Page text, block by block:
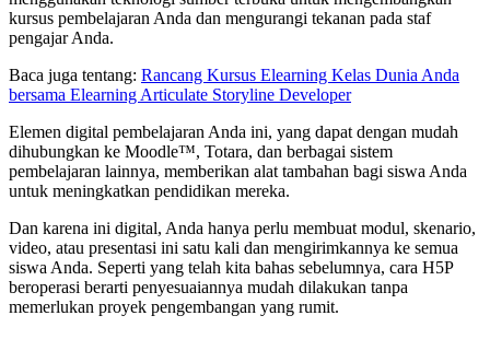
kursus pembelajaran Anda dan mengurangi tekanan pada staf
pengajar Anda.
Baca juga tentang: Rancang Kursus Elearning Kelas Dunia Anda
bersama Elearning Articulate Storyline Developer
Elemen digital pembelajaran Anda ini, yang dapat dengan mudah
dihubungkan ke Moodle™, Totara, dan berbagai sistem
pembelajaran lainnya, memberikan alat tambahan bagi siswa Anda
untuk meningkatkan pendidikan mereka.
Dan karena ini digital, Anda hanya perlu membuat modul, skenario,
video, atau presentasi ini satu kali dan mengirimkannya ke semua
siswa Anda. Seperti yang telah kita bahas sebelumnya, cara H5P
beroperasi berarti penyesuaiannya mudah dilakukan tanpa
memerlukan proyek pengembangan yang rumit.